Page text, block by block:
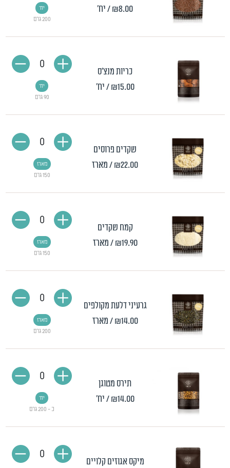
₪8.00/ יח'
200 גרם
יח'
כריות מנצ'ס
₪15.00 / יח'
90 גרם
יח'
0
שקדים פרוסים
₪22.00/ מארז
150 גרם
מארז
0
קמח שקדים
₪19.90 / מארז
150 גרם
מארז
0
גרעיני דלעת מקולפים
₪14.00 / מארז
200 גרם
מארז
0
תירס מטוגן
₪14.00 / יח'
כ - 200 גרם
יח'
0
מיקס אגוזים קלויים
0